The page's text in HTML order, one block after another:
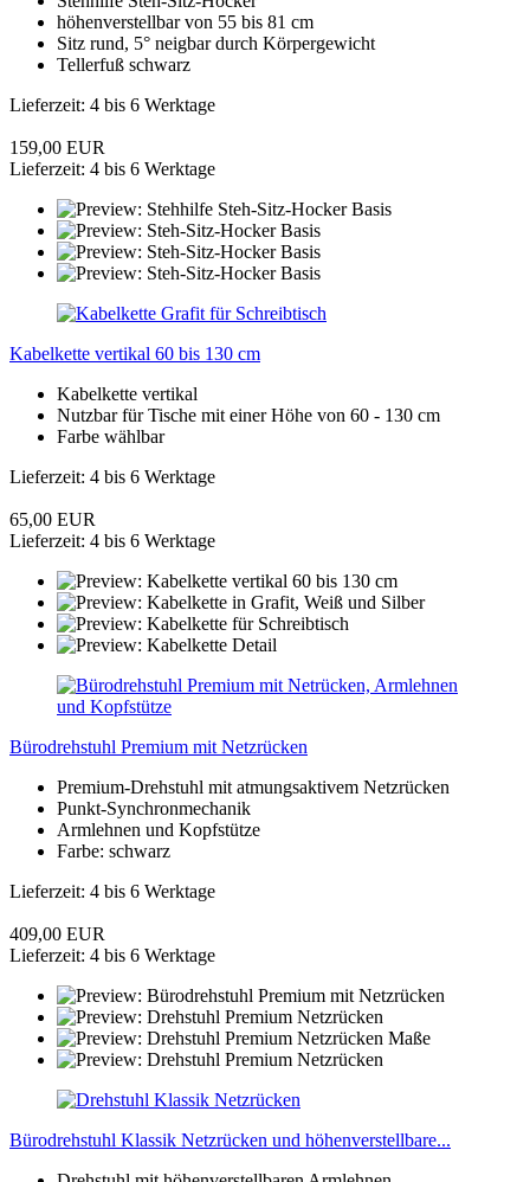
höhenverstellbar von 55 bis 81 cm
Sitz rund, 5° neigbar durch Körpergewicht
Tellerfuß schwarz
Lieferzeit: 4 bis 6 Werktage
159,00 EUR
Lieferzeit: 4 bis 6 Werktage
Kabelkette vertikal 60 bis 130 cm
Kabelkette vertikal
Nutzbar für Tische mit einer Höhe von 60 - 130 cm
Farbe wählbar
Lieferzeit: 4 bis 6 Werktage
65,00 EUR
Lieferzeit: 4 bis 6 Werktage
Bürodrehstuhl Premium mit Netzrücken
Premium-Drehstuhl mit atmungsaktivem Netzrücken
Punkt-Synchronmechanik
Armlehnen und Kopfstütze
Farbe: schwarz
Lieferzeit: 4 bis 6 Werktage
409,00 EUR
Lieferzeit: 4 bis 6 Werktage
Bürodrehstuhl Klassik Netzrücken und höhenverstellbare...